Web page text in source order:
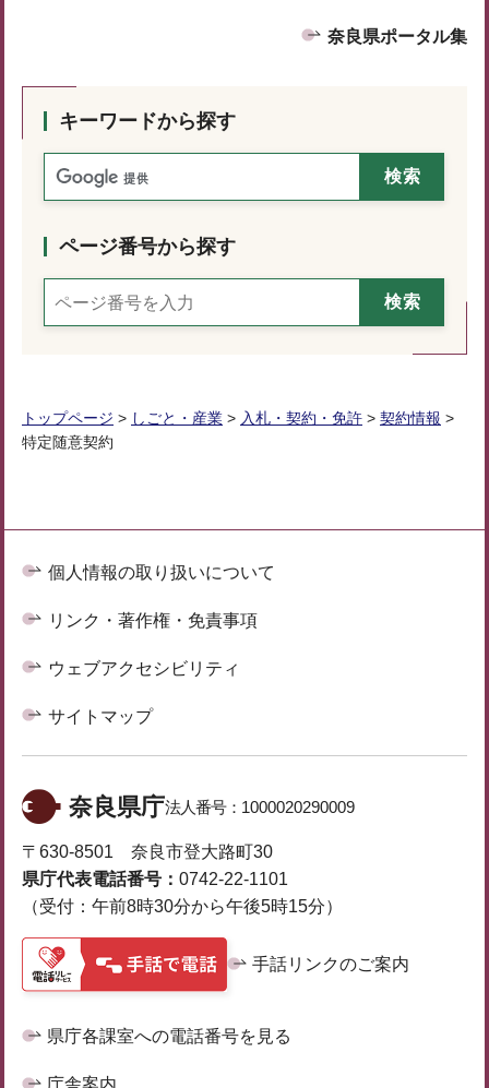
奈良県ポータル集
キーワードから探す
ページ番号から探す
トップページ > しごと・産業 > 入札・契約・免許 > 契約情報 >
特定随意契約
個人情報の取り扱いについて
リンク・著作権・免責事項
ウェブアクセシビリティ
サイトマップ
奈良県庁法人番号： 1000020290009
〒630-8501 奈良市登大路町30
県庁代表電話番号： 0742-22-1101
（受付：午前8時30分から午後5時15分）
手話リンクのご案内
県庁各課室への電話番号を見る
庁舎案内